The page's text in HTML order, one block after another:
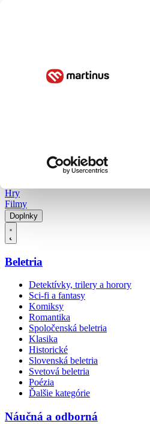
Hry
Filmy
Doplnky
Beletria
Detektívky, trilery a horory
Sci-fi a fantasy
Komiksy
Romantika
Spoločenská beletria
Klasika
Historické
Slovenská beletria
Svetová beletria
Poézia
Ďalšie kategórie
Náučná a odborná